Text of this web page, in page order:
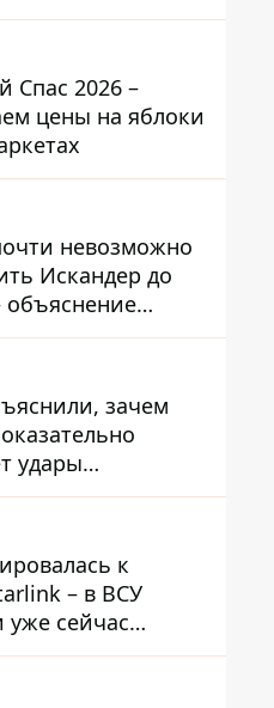
пляже
Спас 2026 –
цены на яблоки
невозможно
Искандер до
объяснение
зачем
удары
по Киеву
к
– в ВСУ
уже сейчас
РЭБ против